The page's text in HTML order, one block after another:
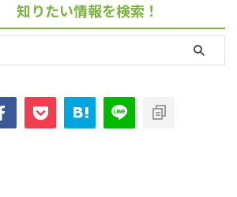
りたい情報を検索！